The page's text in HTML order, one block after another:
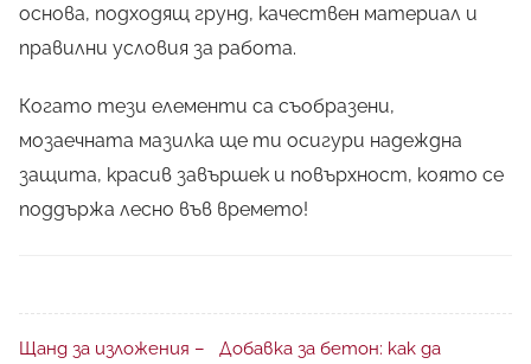
основа, подходящ грунд, качествен материал и
правилни условия за работа.
Когато тези елементи са съобразени,
мозаечната мазилка ще ти осигури надеждна
защита, красив завършек и повърхност, която се
поддържа лесно във времето!
Щанд за изложения –
Добавка за бетон: как да